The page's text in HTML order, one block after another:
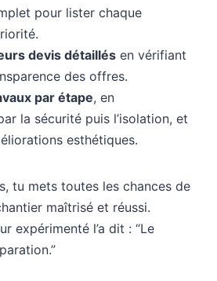
pour lister chaque
devis détaillés en vérifiant
des offres.
par étape, en
la sécurité puis l’isolation, et
esthétiques.
tu mets toutes les chances de
maîtrisé et réussi.
expérimenté l’a dit : “Le